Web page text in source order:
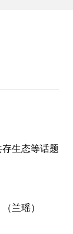
生态等话题
兰瑶）